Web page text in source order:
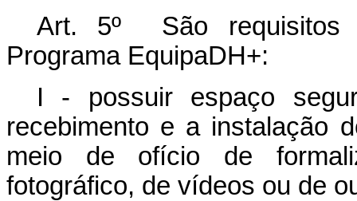
Art. 5º São requisitos
Programa EquipaDH+:
I - possuir espaço
recebimento e a instalação
meio de ofício de
fotográfico, de vídeos ou de